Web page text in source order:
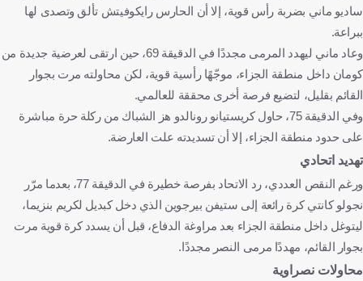
ساديو ماني بضربة رأس قوية، إلا أن الحارس رايكوفيتش تألق وتصدى لها
ببراعة.
وعاد ماني ليهدد المرمى مجددًا في الدقيقة 69، حين ارتقى لعرضية جديدة من
كومان داخل منطقة الجزاء، موجّهًا رأسية قوية، لكن محاولته مرت بجوار
القائم بقليل، لتضيع فرصة أخرى محققة للعالمي.
وفي الدقيقة 75، حاول كريستيانو رونالدو هز الشباك من ركلة حرة مباشرة
على حدود منطقة الجزاء، إلا أن تسديدته علت العارضة.
تهديد اتحادي
ورغم النقص العددي، رد الاتحاد بفرصة خطيرة في الدقيقة 77، بعدما مرّر
نجولو كانتي كرة رائعة إلى ستيفن بيرجوين الذي دخل كبديل لكريم بنزيما،
ليتوغل داخل منطقة الجزاء بعد مراوغة الدفاع، قبل أن يسدد كرة قوية مرت
بجوار القائم، مهددًا مرمى النصر مجددًا.
محاولات نصراوية